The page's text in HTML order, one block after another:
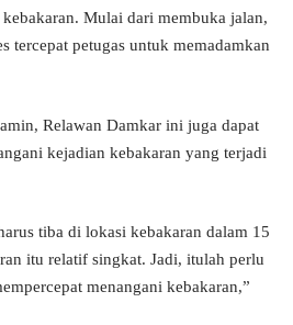
Mulai dari membuka jalan,
tercepat petugas untuk memadamkan
Relawan Damkar ini juga dapat
kejadian kebakaran yang terjadi
tiba di lokasi kebakaran dalam 15
itu relatif singkat. Jadi, itulah perlu
menangani kebakaran,”